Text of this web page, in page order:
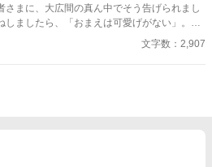
さまに、大広間の真ん中でそう告げられまし
しましたら、「おまえは可愛げがない」。ま
らわたくしも、可愛げの
廃嫡にいたします」
、恥じてはおりませんの。
文字数：2,907